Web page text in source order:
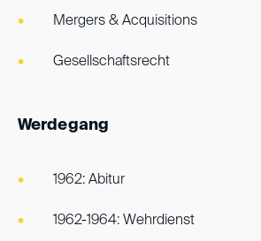
Mergers & Acquisitions
Gesellschaftsrecht
Werdegang
1962: Abitur
1962-1964: Wehrdienst